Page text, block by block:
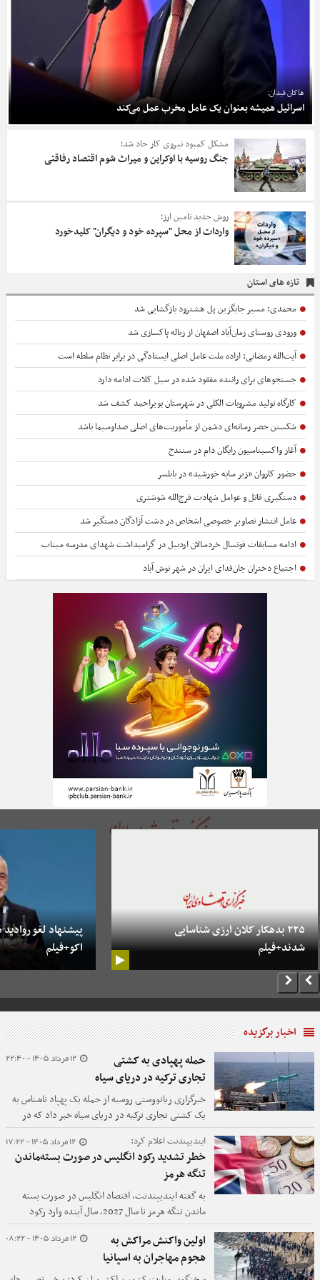
هاکان فیدان:
اسرائیل همیشه بعنوان یک عامل مخرب عمل می‌کند
مشکل کمبود نیروی کار حاد شد؛
جنگ روسیه با اوکراین و میراث شوم اقتصاد رفاقتی
روش جدید تأمین ارز؛
واردات از محل "سپرده خود و دیگران" کلیدخورد
تازه های استان
محمدی: مسیر جایگزین پل هشترود بازگشایی شد
ورودی روستای زمان‌آباد اصفهان از زباله پاکسازی شد
آیت‌الله رمضانی: اراده ملت عامل اصلی ایستادگی در برابر نظام سلطه است
جستجوهای برای راننده مفقود شده در سیل کلات ادامه دارد
کارگاه تولید مشروبات الکلی در شهرستان بویراحمد کشف شد
شکستن حصر رسانه‌ای دشمن از مأموریت‌های اصلی صداوسیما باشد
آغاز واکسیناسیون رایگان دام در سنندج
حضور کاروان «زیر سایه خورشید» در بابلسر
دستگیری قاتل و عوامل شهادت فرج‌الله شوشتری
عامل انتشار تصاویر خصوصی اشخاص در دشت آزادگان دستگیر شد
ادامه مسابقات فوتسال خردسالان اردبیل در گرامیداشت شهدای مدرسه میناب
اجتماع دختران جان‌فدای ایران در شهر نوش آباد
۲۲۵ بدهکار کلان ارزی شناسایی
شدند+فیلم
پیشنهاد لغو روادید
اکو+فیلم
اخبار برگزیده
12 مرداد 1405 - 22:40
حمله پهپادی به کشتی
تجاری ترکیه در دریای سیاه
خبرگزاری ریانووستی روسیه از حمله یک پهپاد ناشناس به
یک کشتی تجاری ترکیه در دریای سیاه خبر داد که در
نتیجه آن، یک نفر از خدمه کشته و سه نفر دیگر زخمی
شدند و تاکنون هیچ کشور یا گروهی مسئولیت این حمله
را بر عهده نگرفته است.
12 مرداد 1405 - 17:22 ایندیپندنت اعلام کرد:
خطر تشدید رکود انگلیس در صورت بسته‌ماندن
تنگه هرمز
به گفته ایندیپندنت، اقتصاد انگلیس در صورت بسته
ماندن تنگه هرمز تا سال 2027، سال آینده وارد رکود
خواهد شد.
12 مرداد 1405 - 08:22
اولین واکنش مراکش به
هجوم مهاجران به اسپانیا